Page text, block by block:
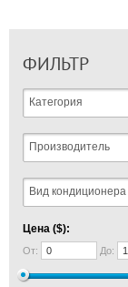
ФИЛЬТР
Категория
Производитель
Вид кондиционера
Цена ($):
От: До: